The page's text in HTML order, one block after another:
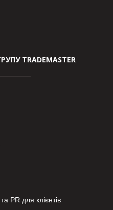
TRADEMASTER
PR для клієнтів